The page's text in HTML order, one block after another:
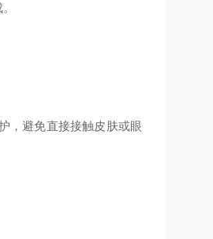
，避免直接接触皮肤或眼